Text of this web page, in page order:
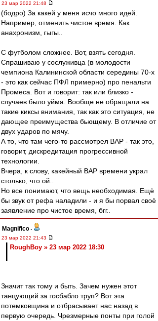
23 мар 2022 21:48
(бодро) За какей у меня исчо много идей.
Например, отменить чистое время. Как
анахронизм, гыгы..
С футболом сложнее. Вот, взять сегодня.
Спрашиваю у сослуживца (в молодости
чемпиона Калининской области середины 70-х
- это как сейчас ПФЛ примерно) про пенальти
Промеса. Вот и говорит: так или близко -
случаев было уйма. Вообще не обращали на
такие киксы внимания, так как это ситуация, не
дающее преимущества бьющему. В отличие от
двух ударов по мячу.
А то, что там чего-то рассмотрел ВАР - так это,
говорит, дискредитация прогрессивной
технологии.
Вчера, к слову, какейный ВАР времени украл
столько, что ой..
Но все понимают, что вещь необходимая. Ещё
бы звук от рефа наладили - и я бы порвал своё
заявление про чистое время, бгг..
Magnifico -
23 мар 2022 21:43
RoughBoy » 23 мар 2022 18:30
Значит так тому и быть. Зачем нужен этот
танцующий за госбабло труп? Вот эта
потемковщина и отбрасывает нас назад в
первую очередь. Чрезмерные понты при голой